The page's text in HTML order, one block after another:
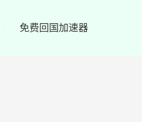
免费回国加速器